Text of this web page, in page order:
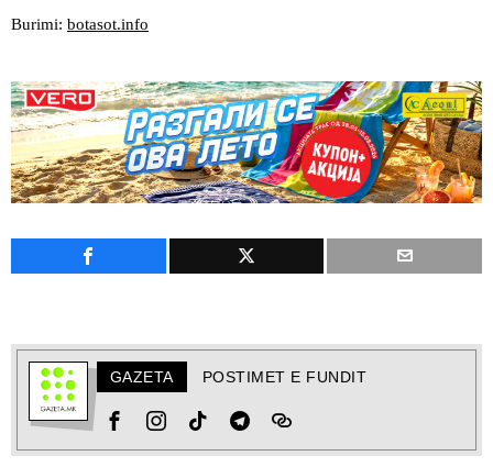
Burimi: botasot.info
GAZETA POSTIMET E FUNDIT